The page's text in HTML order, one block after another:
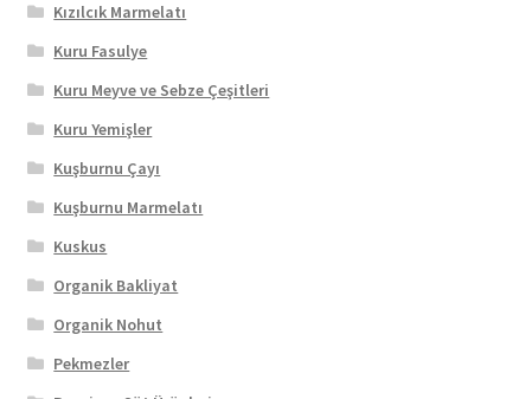
Kızılcık Marmelatı
Kuru Fasulye
Kuru Meyve ve Sebze Çeşitleri
Kuru Yemişler
Kuşburnu Çayı
Kuşburnu Marmelatı
Kuskus
Organik Bakliyat
Organik Nohut
Pekmezler